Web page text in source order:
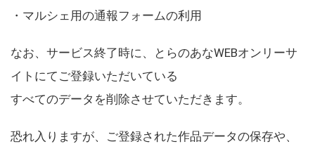
・マルシェ用の通報フォームの利用
なお、サービス終了時に、とらのあなWEBオンリーサ
イトにてご登録いただいている
すべてのデータを削除させていただきます。
恐れ入りますが、ご登録された作品データの保存や、